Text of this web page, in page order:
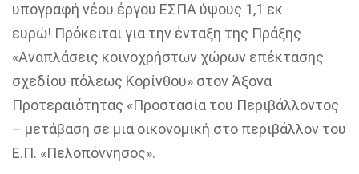
υπογραφή νέου έργου ΕΣΠΑ ύψους 1,1 εκ
ευρώ! Πρόκειται για την ένταξη της Πράξης
«Αναπλάσεις κοινοχρήστων χώρων επέκτασης
σχεδίου πόλεως Κορίνθου» στον Άξονα
Προτεραιότητας «Προστασία του Περιβάλλοντος
– μετάβαση σε μια οικονομική στο περιβάλλον του
Ε.Π. «Πελοπόννησος».